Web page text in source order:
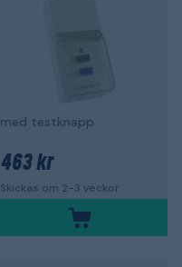
med testknapp
463 kr
Skickas om 2-3 veckor